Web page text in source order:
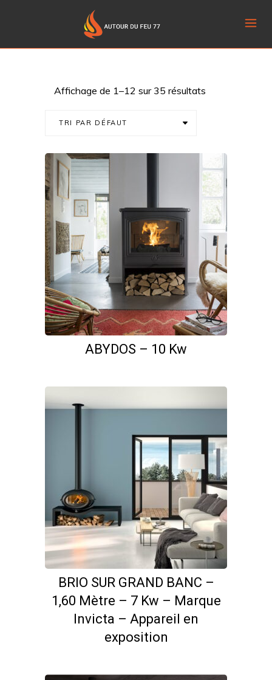
Affichage de 1–12 sur 35 résultats
TRI PAR DÉFAUT
ABYDOS – 10 Kw
BRIO SUR GRAND BANC –
1,60 Mètre – 7 Kw – Marque
Invicta – Appareil en
exposition